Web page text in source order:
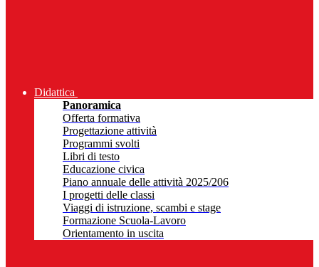
Didattica
Panoramica
Offerta formativa
Progettazione attività
Programmi svolti
Libri di testo
Educazione civica
Piano annuale delle attività 2025/206
I progetti delle classi
Viaggi di istruzione, scambi e stage
Formazione Scuola-Lavoro
Orientamento in uscita